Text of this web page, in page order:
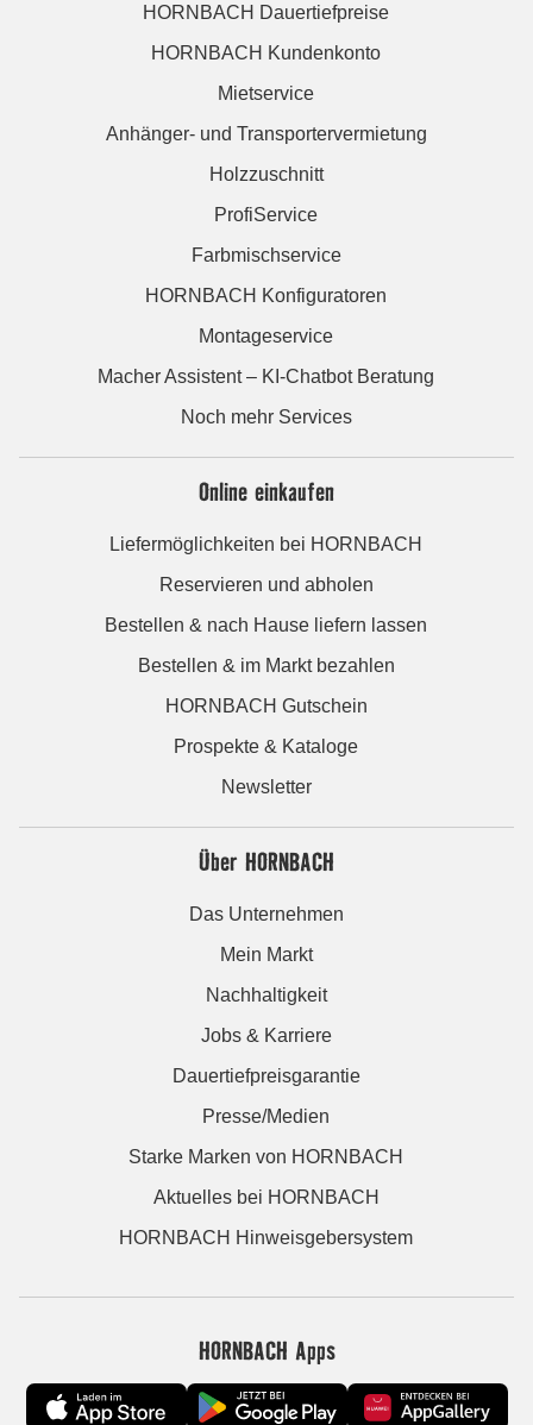
HORNBACH Dauertiefpreise
HORNBACH Kundenkonto
Mietservice
Anhänger- und Transportervermietung
Holzzuschnitt
ProfiService
Farbmischservice
HORNBACH Konfiguratoren
Montageservice
Macher Assistent – KI-Chatbot Beratung
Noch mehr Services
Online einkaufen
Liefermöglichkeiten bei HORNBACH
Reservieren und abholen
Bestellen & nach Hause liefern lassen
Bestellen & im Markt bezahlen
HORNBACH Gutschein
Prospekte & Kataloge
Newsletter
Über HORNBACH
Das Unternehmen
Mein Markt
Nachhaltigkeit
Jobs & Karriere
Dauertiefpreisgarantie
Presse/Medien
Starke Marken von HORNBACH
Aktuelles bei HORNBACH
HORNBACH Hinweisgebersystem
HORNBACH Apps